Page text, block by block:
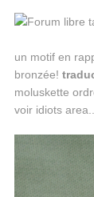
un motif en
bronzée!
moluskette
voir idiots area...